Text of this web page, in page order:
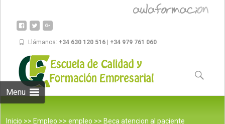
Llámanos: +34 630 120 516 | +34 979 761 060
Menu
content
Buscar:
Inicio >> Empleo >>empleo >> Beca atencion al paciente